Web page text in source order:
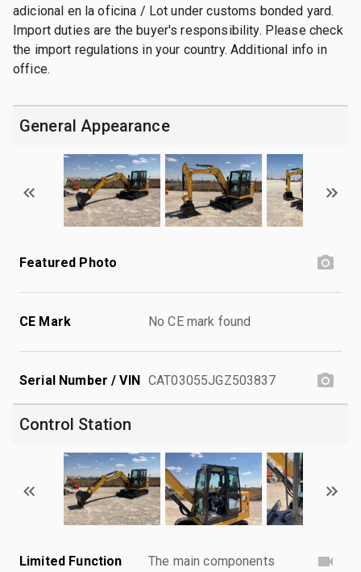
adicional en la oficina / Lot under customs bonded yard.
Import duties are the buyer's responsibility. Please check
the import regulations in your country. Additional info in
office.
General Appearance
Featured Photo
CE Mark No CE mark found
Serial Number / VIN CAT03055JGZ503837
Control Station
Limited Function
The main components